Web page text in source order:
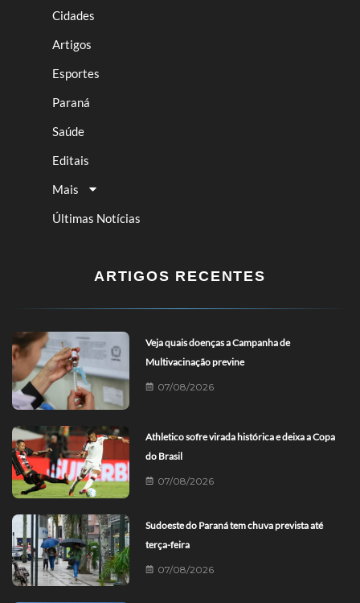
Cidades
Artigos
Esportes
Paraná
Saúde
Editais
Mais
Últimas Notícias
ARTIGOS RECENTES
Veja quais doenças a Campanha de
Multivacinação previne
07/08/2026
Athletico sofre virada histórica e deixa a Copa
do Brasil
07/08/2026
Sudoeste do Paraná tem chuva prevista até
terça-feira
07/08/2026